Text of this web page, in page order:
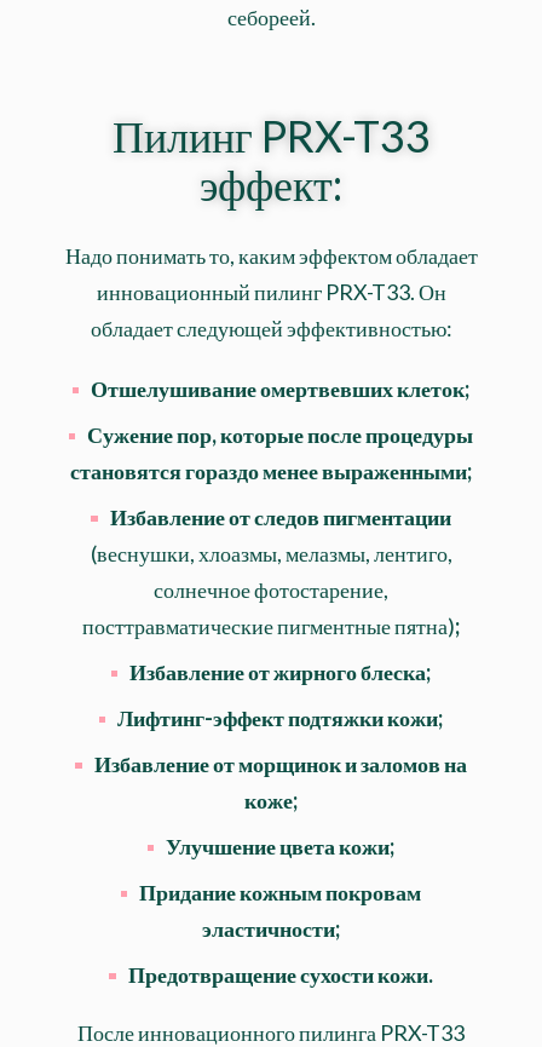
себореей.
Пилинг PRX-T33
эффект:
Надо понимать то, каким эффектом обладает
инновационный пилинг PRX-T33. Он
обладает следующей эффективностью:
Отшелушивание омертвевших клеток;
Сужение пор, которые после процедуры
становятся гораздо менее выраженными;
Избавление от следов пигментации
(веснушки, хлоазмы, мелазмы, лентиго,
солнечное фотостарение,
посттравматические пигментные пятна);
Избавление от жирного блеска;
Лифтинг-эффект подтяжки кожи;
Избавление от морщинок и заломов на
коже;
Улучшение цвета кожи;
Придание кожным покровам
эластичности;
Предотвращение сухости кожи.
После инновационного пилинга PRX-T33